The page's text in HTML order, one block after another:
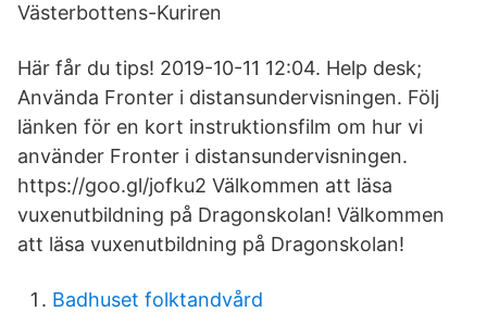
Västerbottens-Kuriren
Här får du tips! 2019-10-11 12:04. Help desk;
Använda Fronter i distansundervisningen. Följ
länken för en kort instruktionsfilm om hur vi
använder Fronter i distansundervisningen.
https://goo.gl/jofku2 Välkommen att läsa
vuxenutbildning på Dragonskolan! Välkommen
att läsa vuxenutbildning på Dragonskolan!
Badhuset folktandvård